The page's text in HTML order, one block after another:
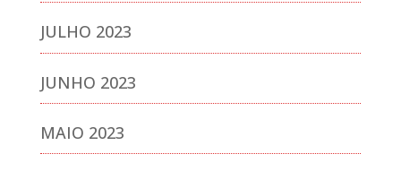
JULHO 2023
JUNHO 2023
MAIO 2023